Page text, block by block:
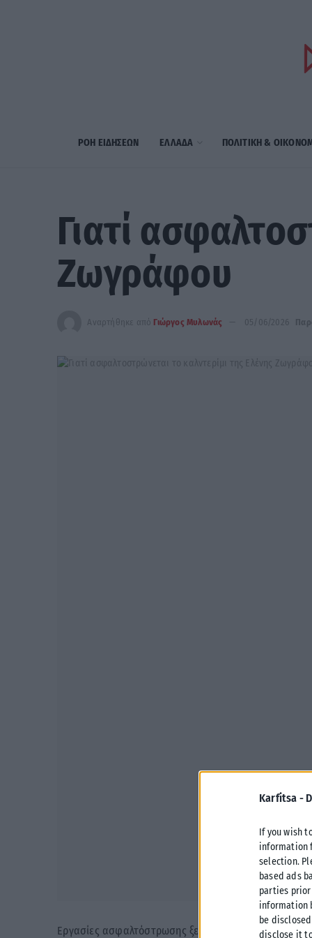
Karfitsa -
If you wish
information
selection.
based ads
parties
information
be
disclose it
ΡΟΗ ΕΙΔΗΣΕΩΝ ΕΛΛΑΔΑ ΠΟΛΙΤΙΚΗ &
Γιατί
Ζωγράφου
Αναρτήθηκε από Γιώργος Μυλωνάς 05/06/2026
Εργασίες ασφαλτόστρωσης ξεκίνησε ο δήμος